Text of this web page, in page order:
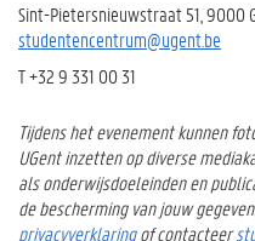
Sint-Pietersnieuwstraat 51, 9000
studentencentrum@ugent.be
T +32 9 331 00 31
Tijdens het evenement kunnen
UGent inzetten op diverse
als onderwijsdoeleinden en
de bescherming van jouw
privacyverklaringof contacteer